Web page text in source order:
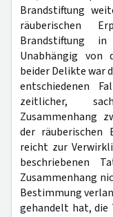
Brandstiftung
räuberischen
Brandstiftung
Unabhängig von
beider Delikte war
entschiedenen
zeitlicher,
Zusammenhang
der räuberischen
reicht zur
beschriebenen
Zusammenhang
Bestimmung
gehandelt hat,